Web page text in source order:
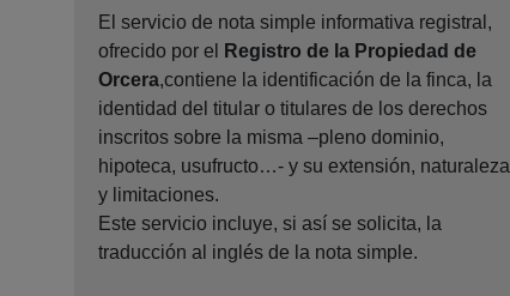
El servicio de nota simple informativa registral,
ofrecido por el
Registro de la Propiedad de
Orcera,contiene la identificación de la finca, la
identidad del titular o titulares de los derechos
inscritos sobre la misma –pleno dominio,
hipoteca, usufructo…- y su extensión, naturaleza
y limitaciones.
Este servicio incluye, si así se solicita, la
traducción al inglés de la nota simple.